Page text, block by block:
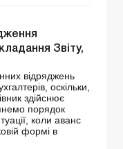
Звіту,
відряджень
оскільки,
здійснює
порядок
коли аванс
формі в